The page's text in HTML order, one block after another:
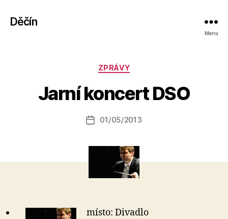
Děčín
Menu
Rubriky
ZPRÁVY
Jarní koncert DSO
Autor
příspěvku
o
a
s
o
Datum
01/05/2013
místo: Divadlo